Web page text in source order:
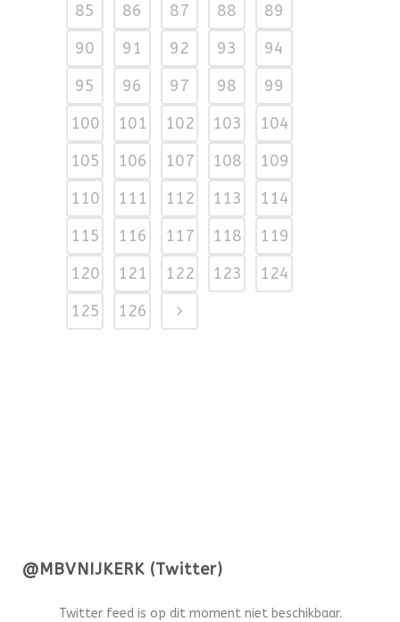
85
86 87 88
89
90
91 92 93
94
95
96 97 98
99
100
101 102 103
104
105
106 107 108
109
110
111 112 113
114
115
116 117 118
119
120
121 122 123
124
125
126
@MBVNIJKERK (Twitter)
Twitter feed is op dit moment niet beschikbaar.